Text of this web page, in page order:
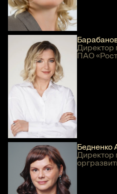
Директор
ПАО
Бедненко
Директор